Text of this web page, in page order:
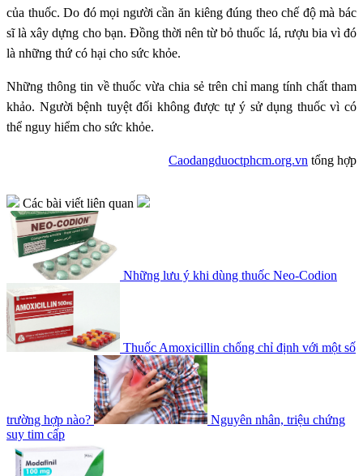
của thuốc. Do đó mọi người cần ăn kiêng đúng theo chế độ mà bác
sĩ là xây dựng cho bạn. Đồng thời nên từ bỏ thuốc lá, rượu bia vì đó
là những thứ có hại cho sức khỏe.
Những thông tin về thuốc vừa chia sẻ trên chỉ mang tính chất tham
khảo. Người bệnh tuyệt đối không được tự ý sử dụng thuốc vì có
thể nguy hiểm cho sức khỏe.
Caodangduoctphcm.org.vn tổng hợp
Các bài viết liên quan
Những lưu ý khi dùng thuốc Neo-Codion
Thuốc Amoxicillin chống chỉ định với một số
trường hợp nào?
Nguyên nhân, triệu chứng
suy tim cấp